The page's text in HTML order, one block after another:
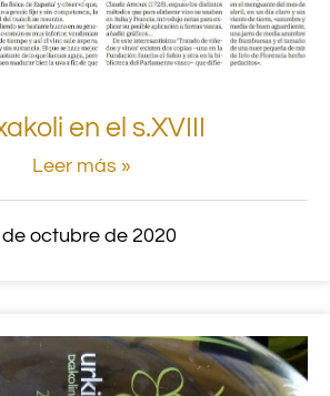
en el s.XVIII
Leer más »
octubre de 2020